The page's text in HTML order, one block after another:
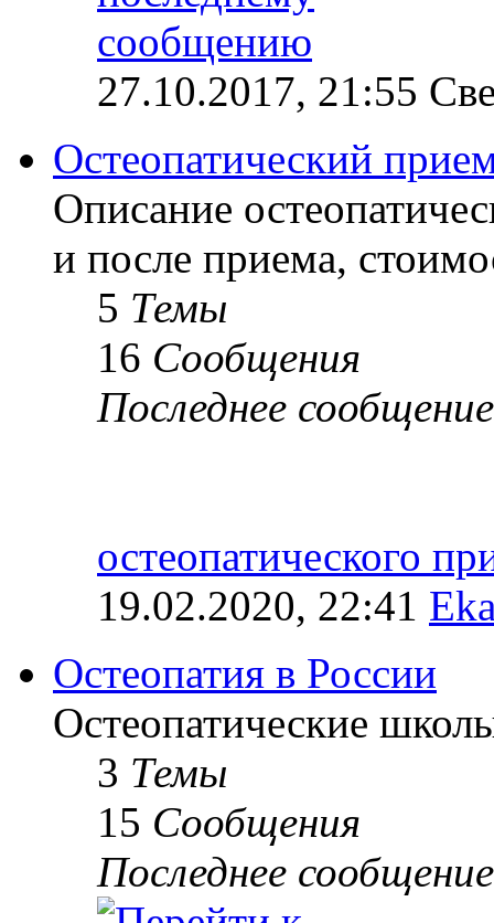
27.10.2017, 21:55
Остеопатический
Описание
и после приема,
5 Темы
16 Сообщения
Последнее сообщение
остеопатического
19.02.2020, 22:41
Остеопатия в России
Остеопатические
3 Темы
15 Сообщения
Последнее сообщение